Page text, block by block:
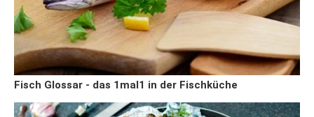
Fisch Glossar - das 1mal1 in der Fischküche